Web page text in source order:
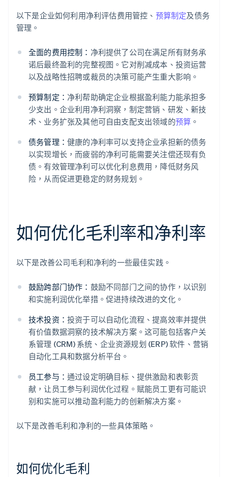
以下是企业如何利用净利评估费用管控、 预算制定及债务
管理。
全面的费用控制： 净利提供了公司在满足所有财务承
诺后最终盈利的完整视图。它对削减成本、投资运营
以及战略性招聘或裁员的决策可能产生重大影响。
预算制定： 净利帮助确定企业根据盈利能力能承担多
少支出。企业利用净利洞察，制定营销、研发、新技
术、业务扩张及其他可自由支配支出领域的预算 。
债务管理： 健康的净利率可以支持企业承担新的债务
以实现增长，而疲弱的净利可能需要关注偿还现有负
债。有效管理净利可以优化利息费用，降低财务风
险，从而促进更稳定的财务规划。
如何优化毛利率和净利率
以下是改善公司毛利和净利的一些最佳实践。
鼓励跨部门协作： 鼓励不同部门之间的协作，以识别
和实施利润优化举措。促进持续改进的文化。
技术投资： 投资于可以自动化流程、提高效率并提供
有价值数据洞察的技术解决方案。这可能包括客户关
系管理 (CRM) 系统、企业资源规划 (ERP) 软件、营销
自动化工具和数据分析平台。
员工参与： 通过设定明确目标、提供激励和表彰贡
献，让员工参与利润优化过程。赋能员工更有可能识
别和实施可以推动盈利能力的创新解决方案。
以下是改善毛利和净利的一些具体策略。
如何优化毛利